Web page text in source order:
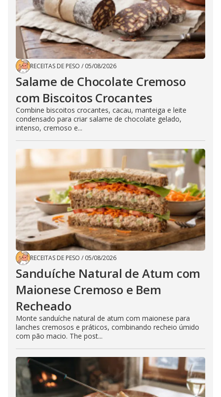
RECEITAS DE PESO / 05/08/2026
Salame de Chocolate Cremoso
com Biscoitos Crocantes
Combine biscoitos crocantes, cacau, manteiga e leite
condensado para criar salame de chocolate gelado,
intenso, cremoso e...
RECEITAS DE PESO / 05/08/2026
Sanduíche Natural de Atum com
Maionese Cremoso e Bem
Recheado
Monte sanduíche natural de atum com maionese para
lanches cremosos e práticos, combinando recheio úmido
com pão macio. The post...